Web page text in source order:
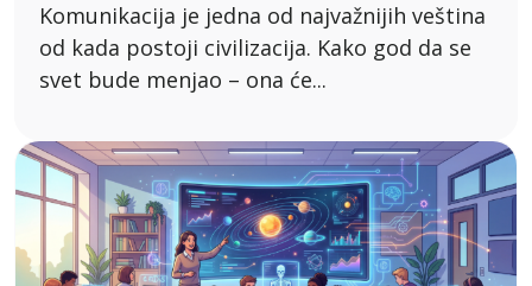
Komunikacija je jedna od najvažnijih veština
od kada postoji civilizacija. Kako god da se
svet bude menjao – ona će...